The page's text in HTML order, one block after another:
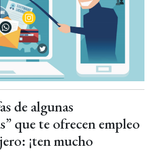
de algunas
que te ofrecen empleo
¡ten mucho